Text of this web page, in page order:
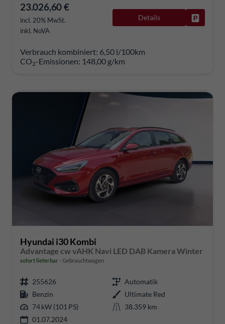
23.026,60 €
incl. 20% MwSt.
inkl. NoVA
Details
Verbrauch kombiniert: 6,50 l/100km
CO2-Emissionen: 148,00 g/km
Hyundai i30 Kombi
Advantage cw vAHK Navi LED DAB Kamera Winter
sofort lieferbar Gebrauchtwagen
255626
Automatik
Benzin
Ultimate Red
74 kW (101 PS)
38.359 km
01.07.2024